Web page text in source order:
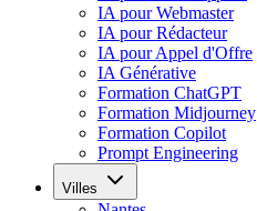
IA pour Webmaster
IA pour Rédacteur
IA pour Appel d'Offre
IA Générative
Formation ChatGPT
Formation Midjourney
Formation Copilot
Prompt Engineering
Villes